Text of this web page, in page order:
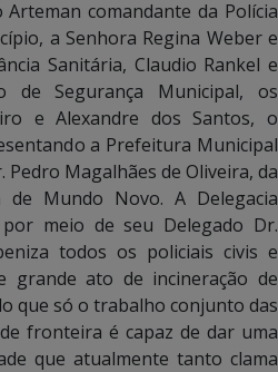
comandante da Polícia
a Senhora Regina Weber e
Sanitária, Claudio Rankel e
de Segurança Municipal, os
e Alexandre dos Santos, o
a Prefeitura Municipal
Magalhães de Oliveira, da
de Mundo Novo. A Delegacia
meio de seu Delegado Dr.
todos os policiais civis e
grande ato de incineração de
que só o trabalho conjunto das
fronteira é capaz de dar uma
que atualmente tanto clama